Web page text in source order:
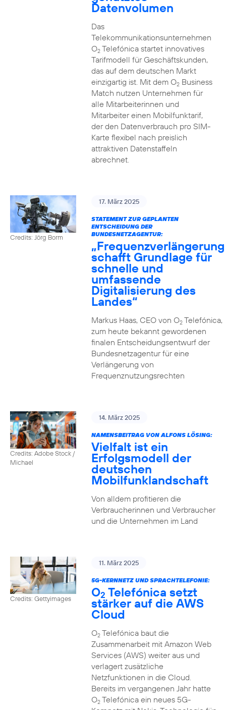
Datenvolumen
Das
Telekommunikationsunternehmen
O2Telefónica startet innovatives
Tarifmodell für Geschäftskunden,
das auf dem deutschen Markt
einzigartig ist. Mit dem O2Business
Match nutzen Unternehmen für
alle Mitarbeiterinnen und
Mitarbeiter einen Mobilfunktarif,
der den Datenverbrauch pro SIM-
Karte flexibel nach preislich
attraktiven Datenstaffeln
abrechnet.
Credits: Jörg Borm
17. März 2025
STATEMENT ZUR GEPLANTEN
ENTSCHEIDUNG DER
BUNDESNETZAGENTUR:
„Frequenzverlängerung
schafft Grundlage für
schnelle und
umfassende
Digitalisierung des
Landes“
Markus Haas, CEO von O2Telefónica,
zum heute bekannt gewordenen
finalen Entscheidungsentwurf der
Bundesnetzagentur für eine
Verlängerung von
Frequenznutzungsrechten
Credits: Adobe Stock /
Michael
14. März 2025
NAMENSBEITRAG VON ALFONS LÖSING:
Vielfalt ist ein
Erfolgsmodell der
deutschen
Mobilfunklandschaft
Von alldem profitieren die
Verbraucherinnen und Verbraucher
und die Unternehmen im Land
Credits: Gettyimages
11. März 2025
5G-KERNNETZ UND SPRACHTELEFONIE:
O2 Telefónica setzt
stärker auf die AWS
Cloud
O2Telefónica baut die
Zusammenarbeit mit Amazon Web
Services (AWS) weiter aus und
verlagert zusätzliche
Netzfunktionen in die Cloud.
Bereits im vergangenen Jahr hatte
O2Telefónica ein neues 5G-